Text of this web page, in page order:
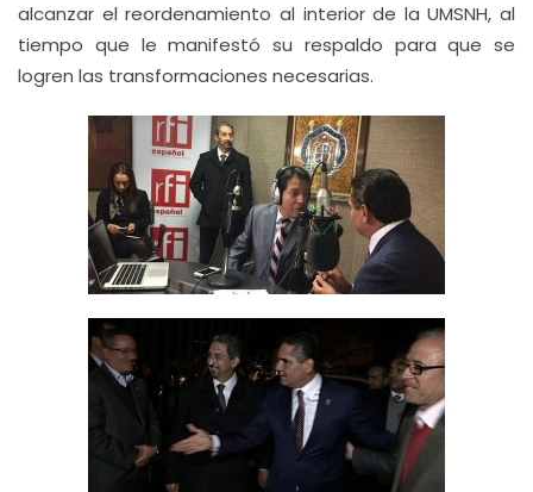
alcanzar el reordenamiento al interior de la UMSNH, al
tiempo que le manifestó su respaldo para que se
logren las transformaciones necesarias.